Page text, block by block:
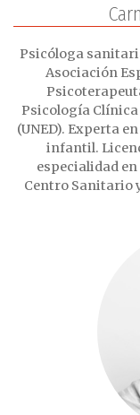
Psicóloga
Asociación
Psicología
(UNED). Experta
infantil.
especialidad
Centro Sanitario